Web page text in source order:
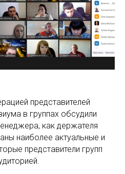
представителей
в группах обсудили
как держателя
наиболее актуальные и
представители групп